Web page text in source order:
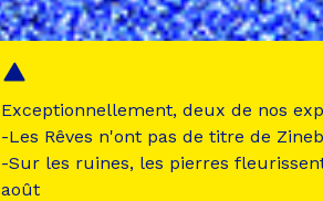
Exceptionnellement, deux de nos
-Les Rêves n'ont pas de titre de
-Sur les ruines, les pierres
août